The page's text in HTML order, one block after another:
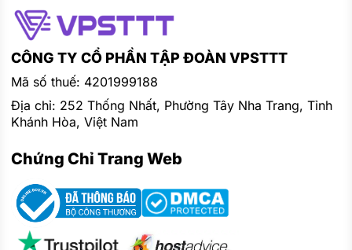
CÔNG TY CỔ PHẦN TẬP ĐOÀN VPSTTT
Mã số thuế: 4201999188
Địa chỉ: 252 Thống Nhất, Phường Tây Nha Trang, Tỉnh
Khánh Hòa, Việt Nam
Chứng Chỉ Trang Web